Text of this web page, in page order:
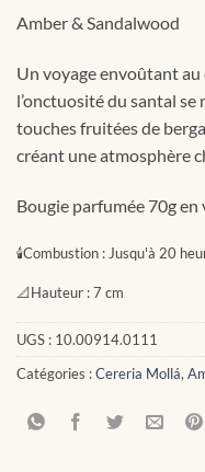
Amber & Sandalwood
Un voyage envoûtant au
l’onctuosité du santal se
touches fruitées de
créant une atmosphère
Bougie parfumée 70g en
🕯Combustion : Jusqu'à 20
📐Hauteur :7 cm
UGS : 10.00914.0111
Catégories :Cereria Mollá,